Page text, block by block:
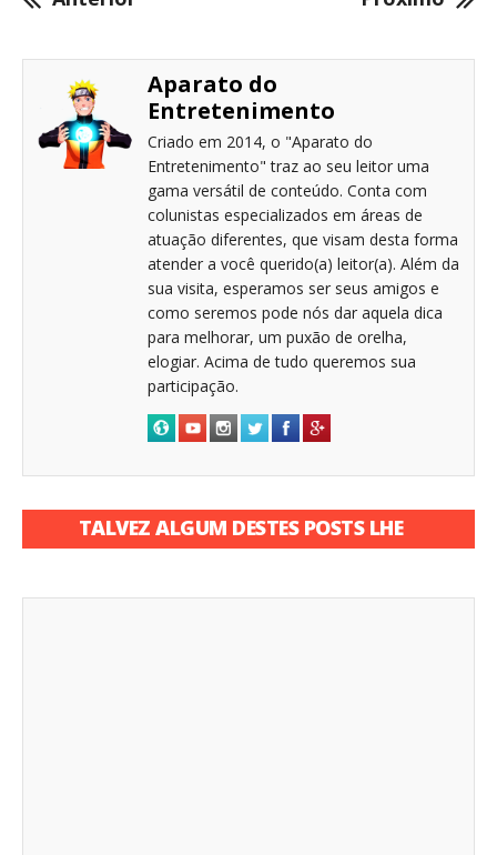
Aparato do
Entretenimento
Criado em 2014, o "Aparato do
Entretenimento" traz ao seu leitor uma
gama versátil de conteúdo. Conta com
colunistas especializados em áreas de
atuação diferentes, que visam desta forma
atender a você querido(a) leitor(a). Além da
sua visita, esperamos ser seus amigos e
como seremos pode nós dar aquela dica
para melhorar, um puxão de orelha,
elogiar. Acima de tudo queremos sua
participação.
TALVEZ ALGUM DESTES POSTS LHE